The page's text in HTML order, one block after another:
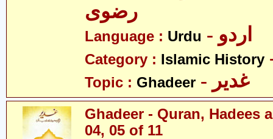
رضوی
Language : Urdu - اردو
Category : Islamic History
Topic : Ghadeer - غدیر
Ghadeer - Quran, Hadees
04, 05 of 11